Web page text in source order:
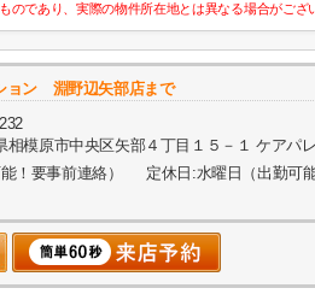
であり、実際の物件所在地とは異なる場合がござ
ョン 淵野辺矢部店まで
相模原市中央区矢部４丁目１５－１ ケアパ
能！要事前連絡） 定休日:水曜日（出勤可